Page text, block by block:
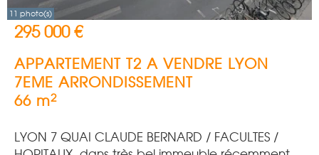
11 photo(s)
295 000 €
APPARTEMENT T2 A VENDRE LYON
7EME ARRONDISSEMENT
66 m2
LYON 7 QUAI CLAUDE BERNARD / FACULTES /